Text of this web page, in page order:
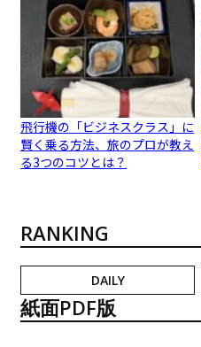
飛行機の「ビジネスクラス」に
賢く乗る方法、旅のプロが教え
る3つのコツとは？
RANKING
DAILY
紙面PDF版